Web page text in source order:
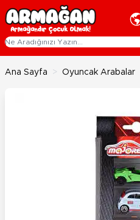
İçeriğe geç
Ana Sayfa > Oyuncak Arabalar